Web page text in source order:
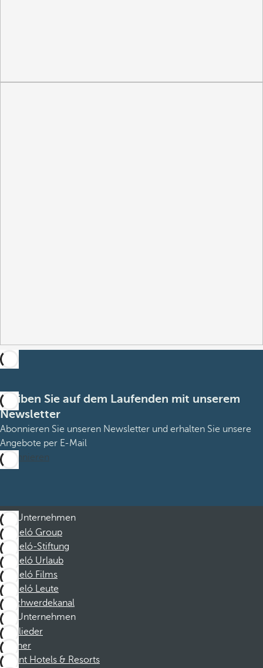
Bleiben Sie auf dem Laufenden mit unserem
Newsletter
Abonnieren Sie unseren Newsletter und erhalten Sie unsere
Angebote per E-Mail
Abonnieren
Unternehmen
Barceló Group
Barceló-Stiftung
Barceló Urlaub
Barceló Films
Barceló Leute
Beschwerdekanal
Unternehmen
Mitglieder
Partner
Dorint Hotels & Resorts